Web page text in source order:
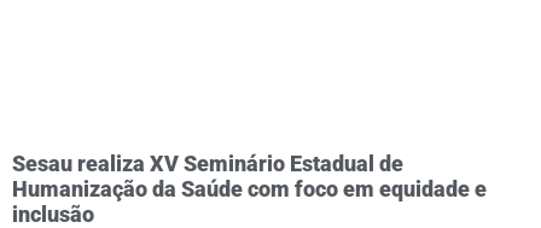
Sesau realiza XV Seminário Estadual de
Humanização da Saúde com foco em equidade e
inclusão